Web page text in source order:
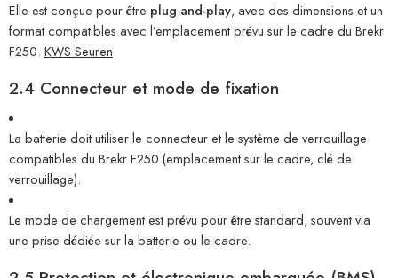
Elle est conçue pour être plug-and-play, avec des dimensions et un
format compatibles avec l’emplacement prévu sur le cadre du Brekr
F250. KWS Seuren
2.4 Connecteur et mode de fixation
La batterie doit utiliser le connecteur et le système de verrouillage
compatibles du Brekr F250 (emplacement sur le cadre, clé de
verrouillage).
Le mode de chargement est prévu pour être standard, souvent via
une prise dédiée sur la batterie ou le cadre.